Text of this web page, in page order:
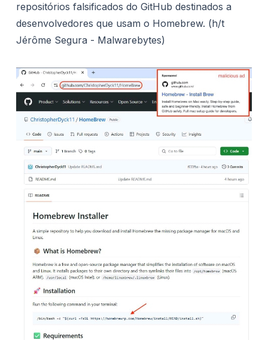
repositórios falsificados do GitHub destinados a
desenvolvedores que usam o Homebrew. (h/t
Jérôme Segura - Malwarebytes)